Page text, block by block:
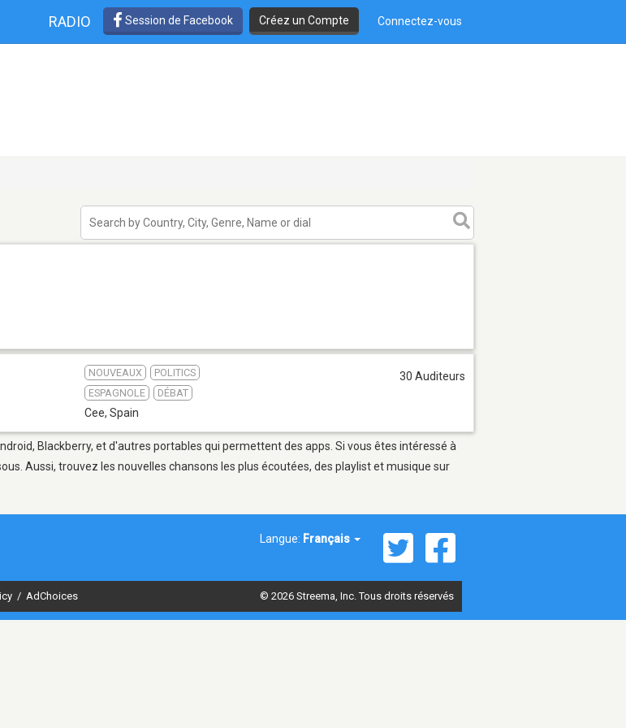
RADIO Session de Facebook Créez un Compte Connectez-vous
NOUVEAUX
POLITICS
ESPAGNOLE
DÉBAT
Cee, Spain
30 Auditeurs
Blackberry, et d'autres portables qui permettent des apps. Si vous êtes intéressé à
Aussi, trouvez les nouvelles chansons les plus écoutées, des playlist et musique sur
Langue: Français
/ AdChoices © 2026 Streema, Inc. Tous droits réservés